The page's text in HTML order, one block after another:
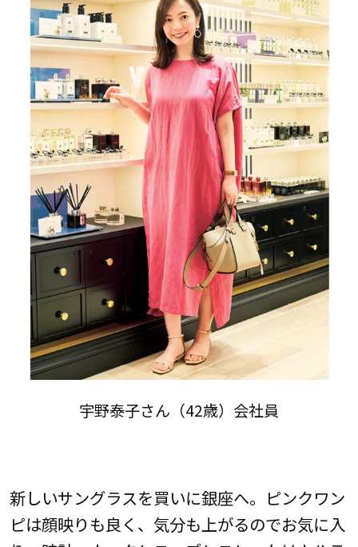
宇野泰子さん（42歳）会社員
新しいサングラスを買いに銀座へ。ピンクワン
ピは顔映りも良く、気分も上がるのでお気に入